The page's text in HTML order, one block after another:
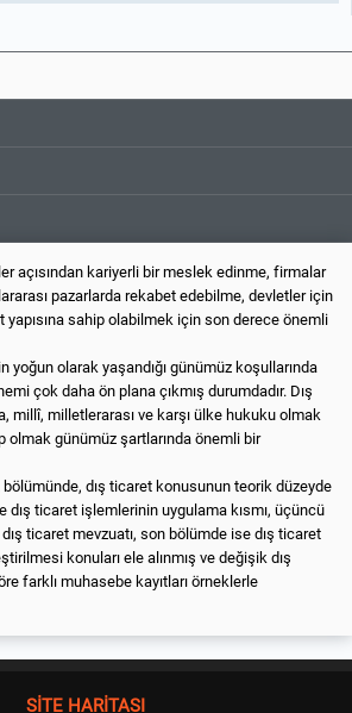
açısından kariyerli bir meslek edinme, firmalar
pazarlarda rekabet edebilme, devletler için
yapısına sahip olabilmek için son derece önemli
olarak yaşandığı günümüz koşullarında
çok daha ön plana çıkmış durumdadır. Dış
millî, milletlerarası ve karşı ülke hukuku olmak
olmak günümüz şartlarında önemli bir
bölümünde, dış ticaret konusunun teorik düzeyde
dış ticaret işlemlerinin uygulama kısmı, üçüncü
ticaret mevzuatı, son bölümde ise dış ticaret
konuları ele alınmış ve değişik dış
farklı muhasebe kayıtları örneklerle
SİTE HARİTASI